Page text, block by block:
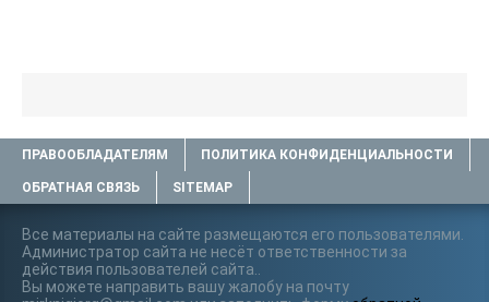
ПРАВООБЛАДАТЕЛЯМ ПОЛИТИКА КОНФИДЕНЦИАЛЬНОСТИ
ОБРАТНАЯ СВЯЗЬ SITEMAP
Все материалы на сайте размещаются его пользователями.
Администратор сайта не несёт ответственности за
действия пользователей сайта..
Вы можете направить вашу жалобу на почту